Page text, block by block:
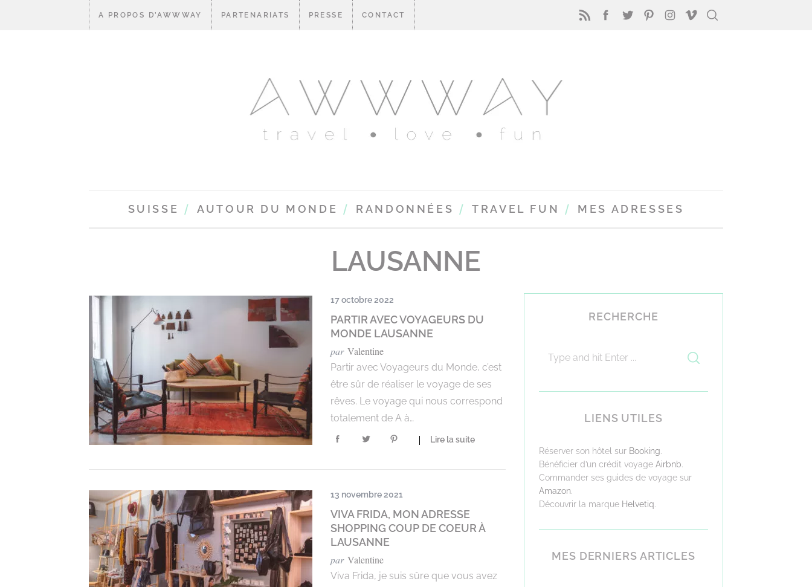
A PROPOS D’AWWWAY PARTENARIATS PRESSE CONTACT
SUISSE AUTOUR DU MONDE RANDONNÉES TRAVEL FUN MES ADRESSES
LAUSANNE
17 octobre 2022
PARTIR AVEC VOYAGEURS DU
MONDE LAUSANNE
par Valentine
Partir avec Voyageurs du Monde, c’est
être sûr de réaliser le voyage de ses
rêves. Le voyage qui nous correspond
totalement de A à…
Lire la suite
13 novembre 2021
VIVA FRIDA, MON ADRESSE
SHOPPING COUP DE COEUR À
LAUSANNE
par Valentine
Viva Frida, je suis sûre que vous avez
RECHERCHE
LIENS UTILES
Réserver son hôtel sur Booking.
Bénéficier d’un crédit voyage Airbnb.
Commander ses guides de voyage sur
Amazon.
Découvrir la marque Helvetiq.
MES DERNIERS ARTICLES